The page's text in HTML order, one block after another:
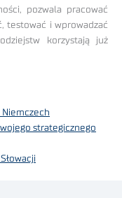
pozwala pracować
testować i wprowadzać
korzystają już
strategicznego